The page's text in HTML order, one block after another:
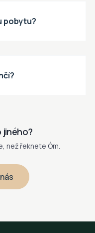
pobytu?
jiného?
než řeknete Óm.